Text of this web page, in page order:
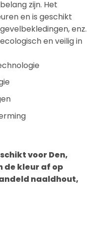
zijn. Het
en is geschikt
enz.
en veilig in
voor Den,
de kleur af op
naaldhout,